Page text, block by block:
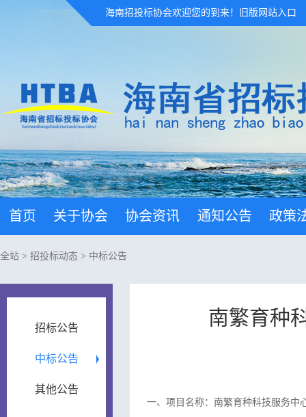
海南招投标协会欢迎您的到来！ 旧版网站入口
首页 关于协会 协会资讯 通知公告 政策
全站 > 招投标动态 > 中标公告
招标公告
中标公告
其他公告
南繁育种
一、项目名称：南繁育种科技服务中